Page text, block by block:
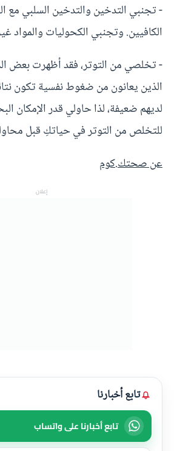
- تجنبي التدخين والتدخين السلبي مع
الكافيين. وتجنبي الكحوليات والمواد
- تخلصي من التوتر، فقد أظهرت بعض
الذين يعانون من ضغوط نفسية تكون
لديهم ضعيفة، لذا حاولي قدر الإمكان
للتخلص من التوتر في حياتكِ قبل
عن صحتك.كوم
إعلان
تابع أخبارنا
تابع أخبارنا على واتساب